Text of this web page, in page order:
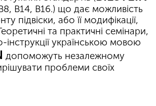
B14, B16.) що дає можливість
підвіски, або її модифікації,
та практичні семінари,
інструкції українською мовою
допоможуть незалежному
проблеми своїх